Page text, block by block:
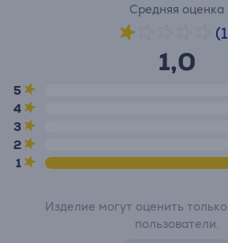
Средняя оценка
1,0
5
4
3
2
1
Изделие могут оценить
пользователи.